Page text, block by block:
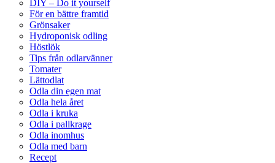
DIY – Do it yourself
För en bättre framtid
Grönsaker
Hydroponisk odling
Höstlök
Tips från odlarvänner
Tomater
Lättodlat
Odla din egen mat
Odla hela året
Odla i kruka
Odla i pallkrage
Odla inomhus
Odla med barn
Recept